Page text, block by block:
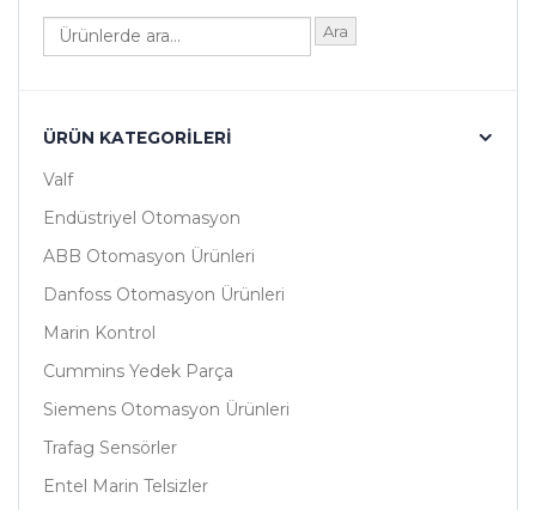
Ara
ÜRÜN KATEGORILERI
Valf
Endüstriyel Otomasyon
ABB Otomasyon Ürünleri
Danfoss Otomasyon Ürünleri
Marin Kontrol
Cummins Yedek Parça
Siemens Otomasyon Ürünleri
Trafag Sensörler
Entel Marin Telsizler